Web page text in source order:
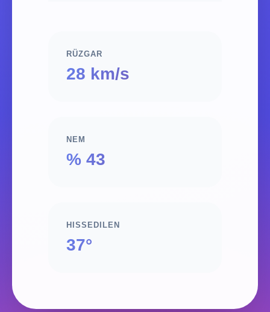
RÜZGAR
28 km/s
NEM
% 43
HISSEDILEN
37°